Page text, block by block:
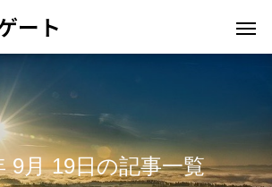
ート
9月 19日の記事一覧